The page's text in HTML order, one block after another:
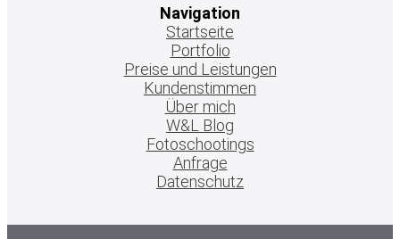
Navigation
Startseite
Portfolio
Preise und Leistungen
Kundenstimmen
Über mich
W&L Blog
Fotoschootings
Anfrage
Datenschutz